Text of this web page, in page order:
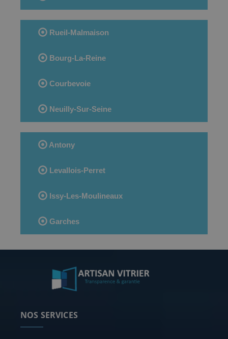
Rueil-Malmaison
Bourg-La-Reine
Courbevoie
Neuilly-Sur-Seine
Antony
Levallois-Perret
Issy-Les-Moulineaux
Garches
NOS SERVICES